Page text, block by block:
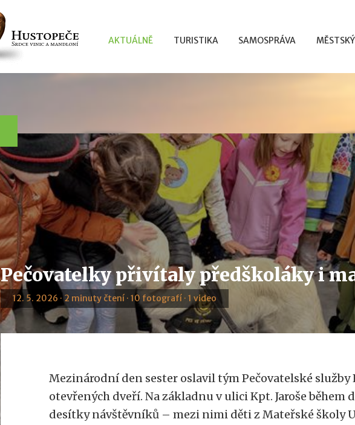
AKTUÁLNĚ TURISTIKA SAMOSPRÁVA
Pečovatelky přivítaly předškoláky i
12. 5. 2026 · 2 minuty čtení · 10 fotografí · 1 video
Mezinárodní den sester oslavil tým Pečovatelské služby
otevřených dveří. Na základnu v ulici Kpt. Jaroše během
desítky návštěvníků – mezi nimi děti z Mateřské školy